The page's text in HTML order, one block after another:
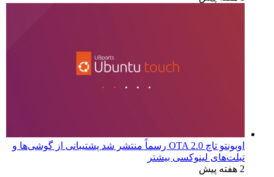
اوبونتو تاچ OTA 2.0 رسماً منتشر شد پشتیبانی از گوشی‌ها و
تبلت‌های لینوکسی بیشتر
2 هفته پیش